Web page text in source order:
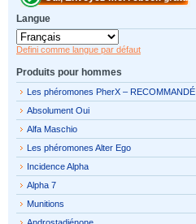
Langue
Defini comme langue par défaut
Produits pour hommes
Les phéromones PherX – RECOMMANDÉ
Absolument Oui
Alfa Maschio
Les phéromones Alter Ego
Incidence Alpha
Alpha 7
Munitions